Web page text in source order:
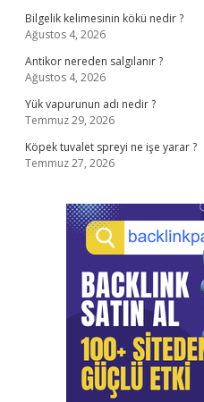
Bilgelik kelimesinin kökü nedir ?
Ağustos 4, 2026
Antikor nereden salgılanır ?
Ağustos 4, 2026
Yük vapurunun adı nedir ?
Temmuz 29, 2026
Köpek tuvalet spreyi ne işe yarar ?
Temmuz 27, 2026